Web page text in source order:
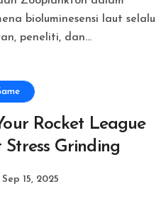
bioluminesensi laut selalu
peneliti, dan...
Rocket League
Grinding
Sep 15, 2025